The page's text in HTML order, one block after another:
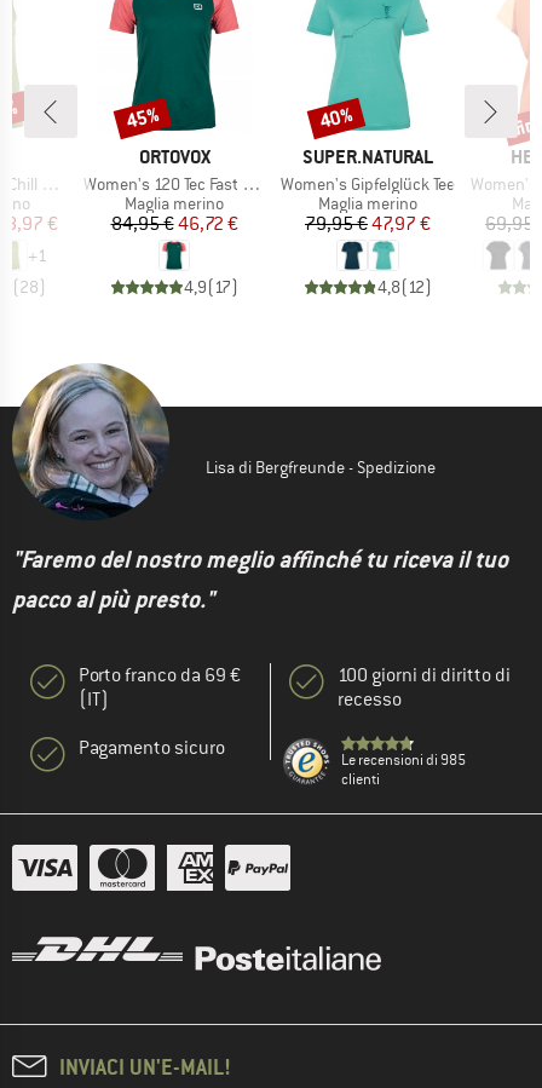
Tank
ridotto
€
+1
(28)
MARCHIO
ORTOVOX
Articolo
Women's 120 Tec Fast Mountain T-Shirt
Gruppo di prodotti
Maglia merino
Prezzo
84,95 €Prezzo ridotto
46,72 €
4,9(17)
Sconto
45%
MARCHIO
SUPER.NATURAL
Articolo
Women's Gipfelglück Tee
Gruppo di prodotti
Maglia merino
Prezzo
79,95 €Prezzo ridotto
47,97 €
4,8(12)
Sconto
40%
Articolo
Women's
69,95
Lisa di Bergfreunde - Spedizione
"Faremo del nostro meglio affinché tu riceva il tuo
pacco al più presto."
Porto franco da 69 €
(IT)
Pagamento sicuro
100 giorni di diritto di
recesso
Le recensioni di 985
clienti
INVIACI UN'E-MAIL!